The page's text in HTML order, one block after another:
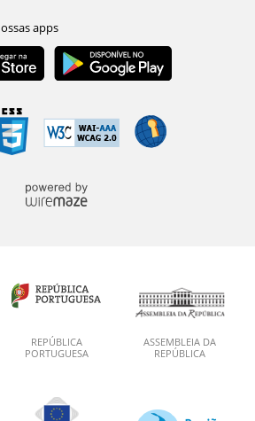
REPÚBLICA
PORTUGUESA
ASSEMBLEIA DA
REPÚBLICA